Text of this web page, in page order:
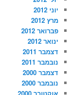
יוני 2012
מרץ 2012
פברואר 2012
ינואר 2012
דצמבר 2011
נובמבר 2011
דצמבר 2000
נובמבר 2000
אוקטובר 2000